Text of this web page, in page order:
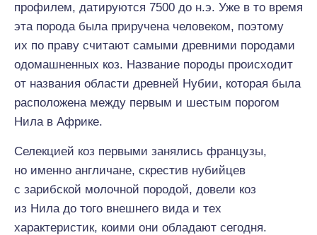
профилем, датируются 7500 до н.э. Уже в то время
эта порода была приручена человеком, поэтому
их по праву считают самыми древними породами
одомашненных коз. Название породы происходит
от названия области древней Нубии, которая была
расположена между первым и шестым порогом
Нила в Африке.
Селекцией коз первыми занялись французы,
но именно англичане, скрестив нубийцев
с зарибской молочной породой, довели коз
из Нила до того внешнего вида и тех
характеристик, коими они обладают сегодня.